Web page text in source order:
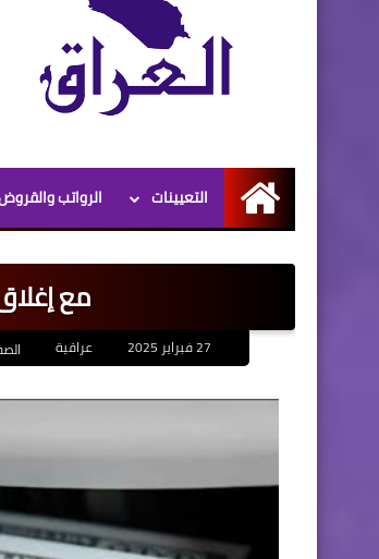
الرئيسية
التعيينات الرواتب
مع
عراقية